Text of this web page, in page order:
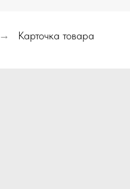
→ Карточка товара